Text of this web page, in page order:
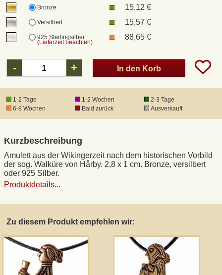
Bronze
15,12 €
Versilbert 15,57 €
925 Sterlingsilber
(Lieferzeit beachten)
88,65 €
- + In den Korb
1-2 Tage 1-2 Wochen
2-3 Tage
6-8 Wochen
Bald zurück Ausverkauft
Kurzbeschreibung
Amulett aus der Wikingerzeit nach dem historischen Vorbild
der sog. Walküre von Hårby. 2,8 x 1 cm. Bronze, versilbert
oder 925 Silber.
Produktdetails...
Zu diesem Produkt empfehlen wir:
DPD
DHL Kleinpaket
DHL Express
Produkthaftung
Widerrufsrecht
Anfertigung von Museumsrepliken